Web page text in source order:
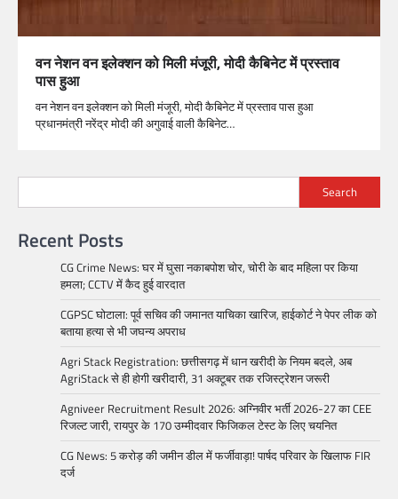
वन नेशन वन इलेक्शन को मिली मंजूरी, मोदी कैबिनेट में प्रस्ताव
पास हुआ
वन नेशन वन इलेक्शन को मिली मंजूरी, मोदी कैबिनेट में प्रस्ताव पास हुआ
प्रधानमंत्री नरेंद्र मोदी की अगुवाई वाली कैबिनेट…
Search
Recent Posts
CG Crime News: घर में घुसा नकाबपोश चोर, चोरी के बाद महिला पर किया
हमला; CCTV में कैद हुई वारदात
CGPSC घोटाला: पूर्व सचिव की जमानत याचिका खारिज, हाईकोर्ट ने पेपर लीक को
बताया हत्या से भी जघन्य अपराध
Agri Stack Registration: छत्तीसगढ़ में धान खरीदी के नियम बदले, अब
AgriStack से ही होगी खरीदारी, 31 अक्टूबर तक रजिस्ट्रेशन जरूरी
Agniveer Recruitment Result 2026: अग्निवीर भर्ती 2026-27 का CEE
रिजल्ट जारी, रायपुर के 170 उम्मीदवार फिजिकल टेस्ट के लिए चयनित
CG News: 5 करोड़ की जमीन डील में फर्जीवाड़ा! पार्षद परिवार के खिलाफ FIR
दर्ज